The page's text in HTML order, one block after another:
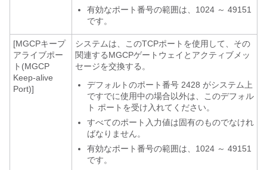
有効なポート番号の範囲は、1024 ～ 49151
です。
[MGCPキープ
アライブポー
ト(MGCP
Keep-alive
Port)]
システムは、このTCPポートを使用して、その
関連するMGCPゲートウェイとアクティブメッ
セージを交換する。
デフォルトのポート番号 2428 がシステム上
ですでに使用中の場合以外は、このデフォル
ト ポートを受け入れてください。
すべてのポート入力値は固有のものでなけれ
ばなりません。
有効なポート番号の範囲は、1024 ～ 49151
です。